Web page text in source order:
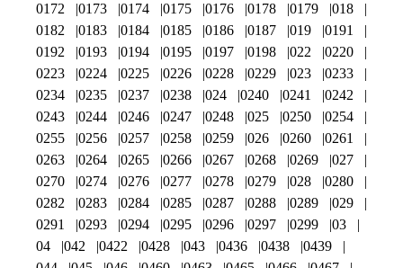
0172
0173 0174 0175 0176 0178 0179
018
0182
0183 0184 0185 0186 0187 019
0191
0192
0193 0194 0195 0197 0198 022
0220
0223
0224 0225 0226 0228 0229 023
0233
0234
0235 0237 0238 024 0240 0241
0242
0243
0244 0246 0247 0248 025 0250
0254
0255
0256 0257 0258 0259 026 0260
0261
0263
0264 0265 0266 0267 0268 0269
027
0270
0274 0276 0277 0278 0279 028
0280
0282
0283 0284 0285 0287 0288 0289
029
0291
0293 0294 0295 0296 0297 0299
03
04
042 0422 0428 043 0436 0438
0439